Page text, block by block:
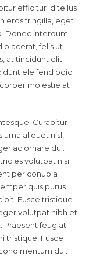
efficitur id tellus
eros fringilla, eget
Donec interdum
placerat, felis ut
at tincidunt elit
eleifend odio
molestie at
Curabitur
aliquet nisl,
ac ornare dui.
volutpat nisi.
per conubia
quis purus
Fusce tristique
volutpat nibh et
Praesent feugiat
tristique. Fusce
dui.